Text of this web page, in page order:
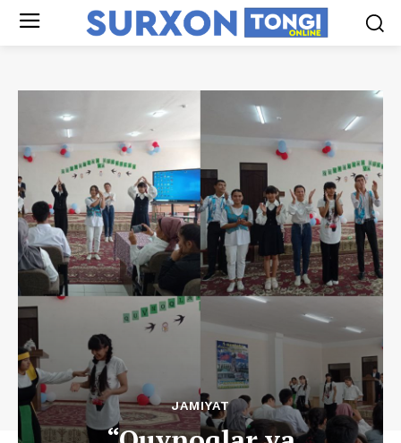
JAMIYAT